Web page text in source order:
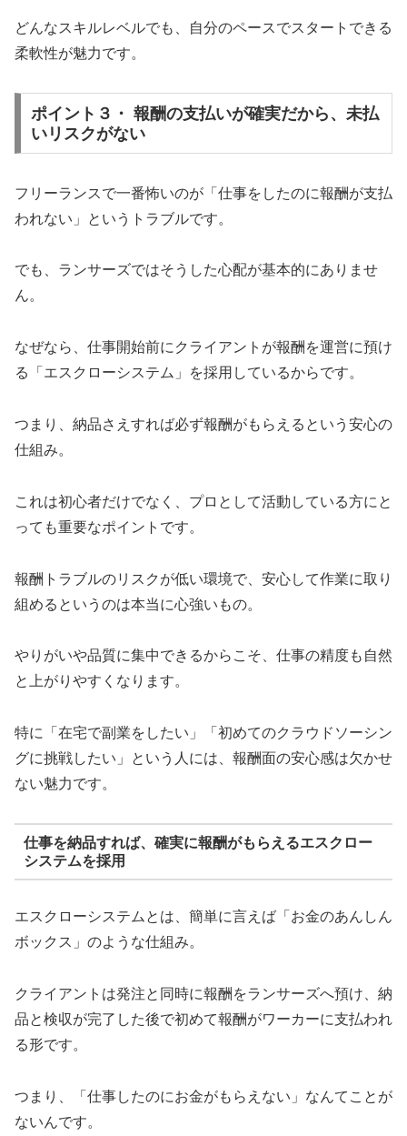
どんなスキルレベルでも、自分のペースでスタートできる
柔軟性が魅力です。
ポイント３・ 報酬の支払いが確実だから、未払
いリスクがない
フリーランスで一番怖いのが「仕事をしたのに報酬が支払
われない」というトラブルです。
でも、ランサーズではそうした心配が基本的にありませ
ん。
なぜなら、仕事開始前にクライアントが報酬を運営に預け
る「エスクローシステム」を採用しているからです。
つまり、納品さえすれば必ず報酬がもらえるという安心の
仕組み。
これは初心者だけでなく、プロとして活動している方にと
っても重要なポイントです。
報酬トラブルのリスクが低い環境で、安心して作業に取り
組めるというのは本当に心強いもの。
やりがいや品質に集中できるからこそ、仕事の精度も自然
と上がりやすくなります。
特に「在宅で副業をしたい」「初めてのクラウドソーシン
グに挑戦したい」という人には、報酬面の安心感は欠かせ
ない魅力です。
仕事を納品すれば、確実に報酬がもらえるエスクロー
システムを採用
エスクローシステムとは、簡単に言えば「お金のあんしん
ボックス」のような仕組み。
クライアントは発注と同時に報酬をランサーズへ預け、納
品と検収が完了した後で初めて報酬がワーカーに支払われ
る形です。
つまり、「仕事したのにお金がもらえない」なんてことが
ないんです。